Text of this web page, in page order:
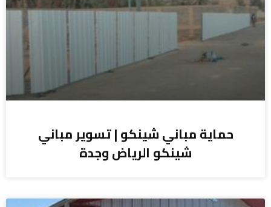
حماية مباني شينكو | تسوير مباني
شينكو الرياض وجدة